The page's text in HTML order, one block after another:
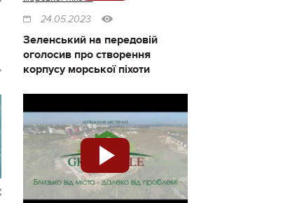
24.05.2023
Зеленський на передовій
оголосив про створення
корпусу морської піхоти